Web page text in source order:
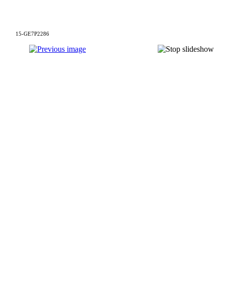
15-GE7P2286